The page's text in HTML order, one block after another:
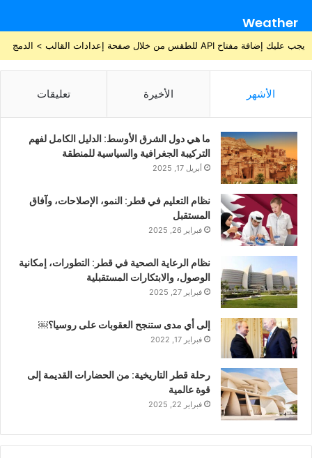
Weather
يجب عليك إضافة مفتاح API للطقس من خلال صفحة إعدادات القالب > الدمج
الأشهر الأخيرة تعليقات
ما هي دول الشرق الأوسط: الدليل الكامل لفهم
التركيبة الجغرافية والسياسية للمنطقة
أبريل 17, 2025
نظام التعليم في قطر: النمو، الإصلاحات، وآفاق
المستقبل
فبراير 26, 2025
نظام الرعاية الصحية في قطر: التطورات، إمكانية
الوصول، والابتكارات المستقبلية
فبراير 27, 2025
إلى أي مدى ستنجح العقوبات على روسيا؟￼
فبراير 17, 2022
رحلة قطر التاريخية: من الحضارات القديمة إلى
قوة عالمية
فبراير 22, 2025